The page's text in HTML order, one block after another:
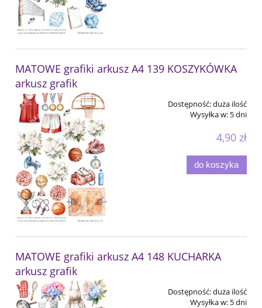
MATOWE grafiki arkusz A4 139 KOSZYKÓWKA
arkusz grafik
Dostępność:duża ilość
Wysyłka w: 5 dni
4,90 zł
do koszyka
MATOWE grafiki arkusz A4 148 KUCHARKA
arkusz grafik
Dostępność:duża ilość
Wysyłka w: 5 dni